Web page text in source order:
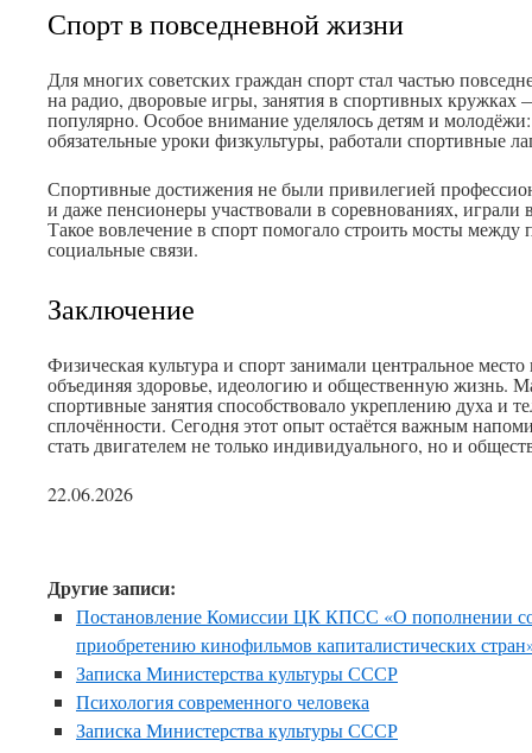
Спорт в повседневной жизни
Для многих советских граждан спорт стал частью
на радио, дворовые игры, занятия в спортивных кружках
популярно. Особое внимание уделялось детям и
обязательные уроки физкультуры, работали спортивные
Спортивные достижения не были привилегией
и даже пенсионеры участвовали в соревнованиях,
Такое вовлечение в спорт помогало строить мосты между
социальные связи.
Заключение
Физическая культура и спорт занимали центральное
объединяя здоровье, идеологию и общественную жизнь.
спортивные занятия способствовало укреплению духа и
сплочённости. Сегодня этот опыт остаётся важным
стать двигателем не только индивидуального, но и
22.06.2026
Другие записи:
Постановление Комиссии ЦК КПСС «О пополнении
приобретению кинофильмов капиталистических
Записка Министерства культуры СССР
Психология современного человека
Записка Министерства культуры СССР